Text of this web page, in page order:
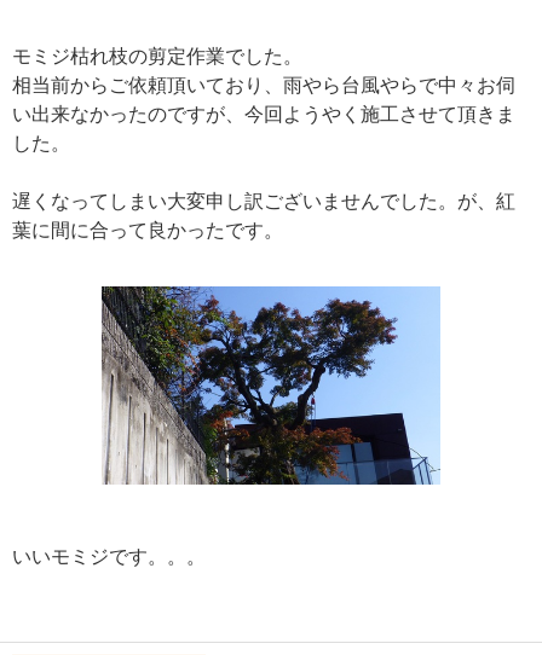
モミジ枯れ枝の剪定作業でした。
相当前からご依頼頂いており、雨やら台風やらで中々お伺
い出来なかったのですが、今回ようやく施工させて頂きま
した。
遅くなってしまい大変申し訳ございませんでした。が、紅
葉に間に合って良かったです。
いいモミジです。。。